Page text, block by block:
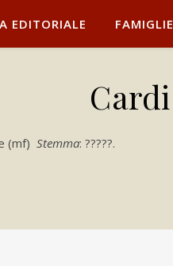
EDITORIALE FAMIGLIE
Cardi
(mf) Stemma: ?????.